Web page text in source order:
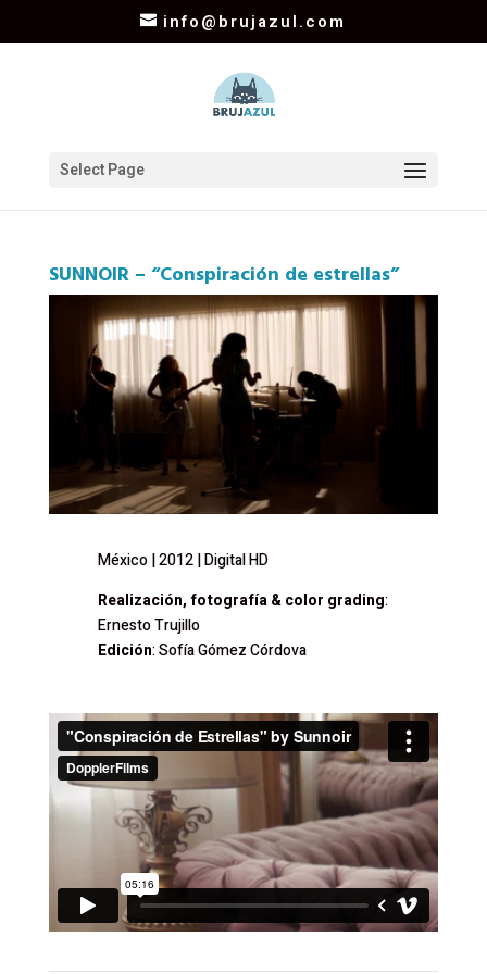
info@brujazul.com
Select Page
SUNNOIR – “Conspiración de estrellas”
México | 2012 | Digital HD
Realización, fotografía & color grading:
Ernesto Trujillo
Edición: Sofía Gómez Córdova